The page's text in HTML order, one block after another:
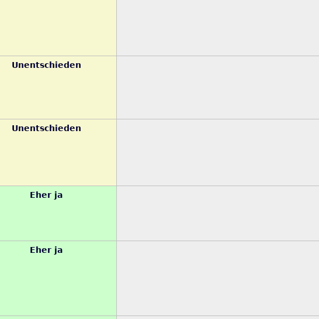
Unentschieden
Unentschieden
Eher ja
Eher ja